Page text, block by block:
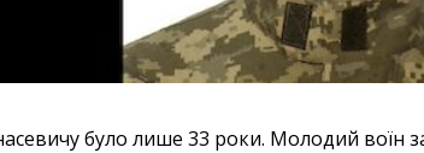
було лише 33 роки. Молодий воїн